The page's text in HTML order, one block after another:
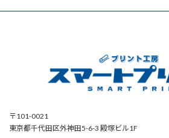
〒101-0021
東京都千代田区外神田5-6-3 殿塚ビル1F